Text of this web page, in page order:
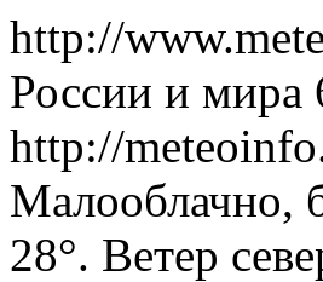
http://
России и мира
http://
Малооблачно,
28°. Ветер